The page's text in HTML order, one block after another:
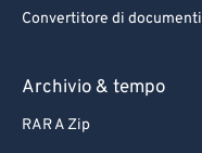
Convertitore di documenti
Archivio & tempo
RAR A Zip